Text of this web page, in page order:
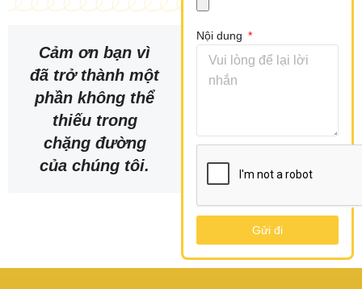
Cảm ơn bạn vì
đã trở thành một
phần không thể
thiếu trong
chặng đường
của chúng tôi.
Nội dung
Gửi đi